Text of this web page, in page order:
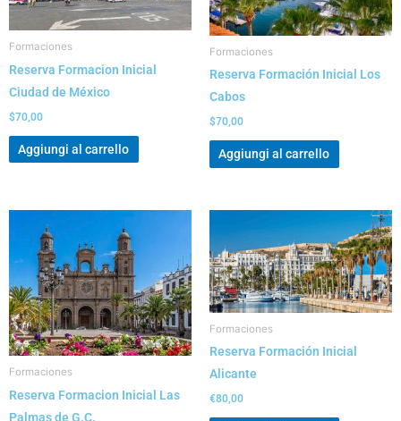
Formaciones
Reserva Formacion Inicial
Ciudad de México
$70,00
Aggiungi al carrello
Formaciones
Reserva Formación Inicial Los
Cabos
$70,00
Aggiungi al carrello
Formaciones
Reserva Formacion Inicial Las
Palmas de G.C.
Formaciones
Reserva Formación Inicial
Alicante
€80,00